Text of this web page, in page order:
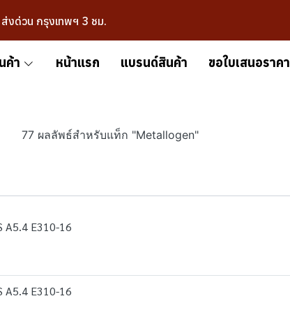
งด่วน กรุงเทพฯ 3 ชม.
ค้า หน้าแรก แบรนด์สินค้า ขอใบเสนอราคา
77 ผลลัพธ์สำหรับแท็ก "Metallogen"
E310-16
E310-16